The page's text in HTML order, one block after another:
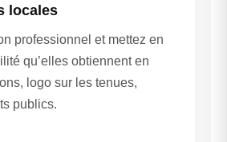
locales
professionnel et mettez en
qu’elles obtiennent en
logo sur les tenues,
publics.